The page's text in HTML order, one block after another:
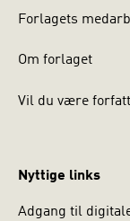
Forlagets
Om forlaget
Vil du være
Nyttige links
Adgang til